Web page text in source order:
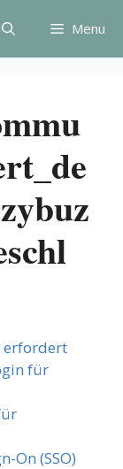
Menu
erfordert
für
On (SSO)